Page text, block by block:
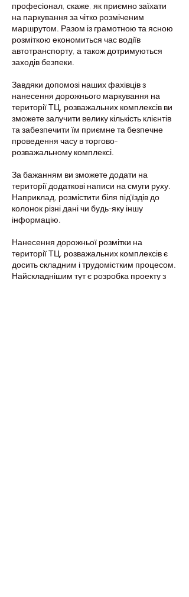
професіонал, скаже, як приємно заїхати
на паркування за чітко розміченим
маршрутом. Разом із грамотною та ясною
розміткою економиться час водіїв
автотранспорту, а також дотримуються
заходів безпеки.
Завдяки допомозі наших фахівців з
нанесення дорожнього маркування на
території ТЦ, розважальних комплексів ви
зможете залучити велику кількість клієнтів
та забезпечити їм приємне та безпечне
проведення часу в торгово-
розважальному комплексі.
За бажанням ви зможете додати на
території додаткові написи на смуги руху.
Наприклад, розмістити біля під'їздів до
колонок різні дані чи будь-яку іншу
інформацію.
Нанесення дорожньої розмітки на
території ТЦ, розважальних комплексів є
досить складним і трудомістким процесом.
Найскладнішим тут є розробка проекту з